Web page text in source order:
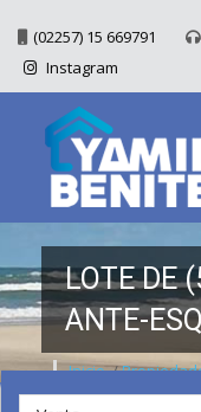
(02257) 15 669791
Instagram
LOTE DE
ANTE-
Inicio/